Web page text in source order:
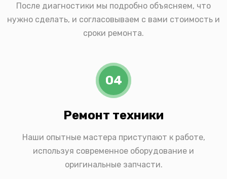
После диагностики мы подробно объясняем, что
нужно сделать, и согласовываем с вами стоимость и
сроки ремонта.
04
Ремонт техники
Наши опытные мастера приступают к работе,
используя современное оборудование и
оригинальные запчасти.